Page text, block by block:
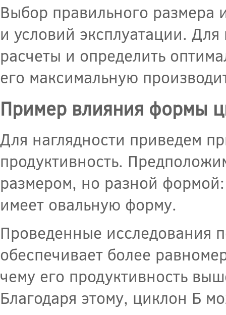
Выбор правильного размера
и условий эксплуатации.
расчеты и определить
его максимальную
Пример влияния формы
Для наглядности приведем
продуктивность.
размером, но разной
имеет овальную форму.
Проведенные исследования
обеспечивает более
чему его продуктивность
Благодаря этому, циклон Б